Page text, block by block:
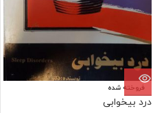
فروخته شده
درد بیخوابی